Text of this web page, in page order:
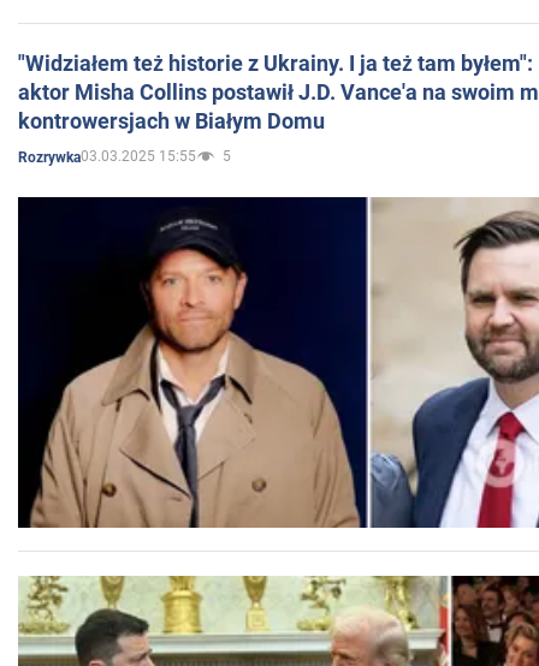
"Widziałem też historie z Ukrainy. I ja też tam
aktor Misha Collins postawił J.D. Vance'a na swoim
kontrowersjach w Białym Domu
Rozrywka03.03.2025 15:55 5